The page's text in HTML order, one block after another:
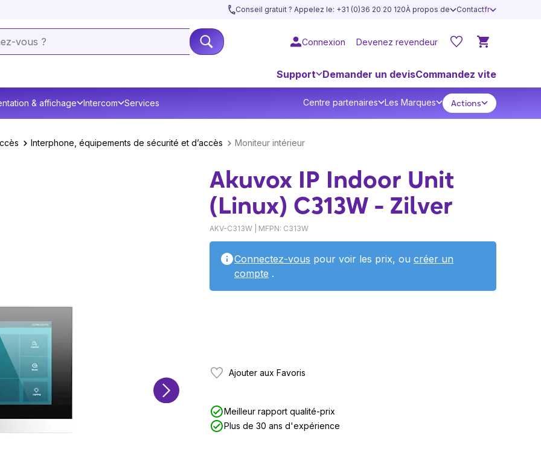
Conseil gratuit ? Appelez le: +31 (0)36 20 20 120À propos de Contactfr
Connexion Devenez revendeur
Support Demander un devisCommandez vite
& affichage Intercom Services Centre partenaires Les Marques Actions
Interphone, équipements de sécurité et d’accès Moniteur intérieur
Akuvox IP Indoor Unit
(Linux) C313W - Zilver
AKV-C313W | MFPN: C313W
Connectez-vous pour voir les prix, ou créer un
compte .
Ajouter aux Favoris
Meilleur rapport qualité-prix
Plus de 30 ans d'expérience